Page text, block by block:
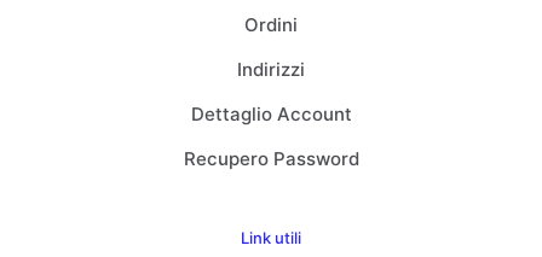
Ordini
Indirizzi
Dettaglio Account
Recupero Password
Link utili